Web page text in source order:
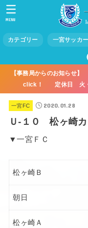
カテゴリー 一宮サッカ
MENU
【事務局からのお知らせ】
click！ 定休日 火
一宮FC 2020.01.28
Ｕ-１０ 松ヶ崎
▼一宮ＦＣ
松ヶ崎Ｂ
朝日
松ヶ崎Ａ